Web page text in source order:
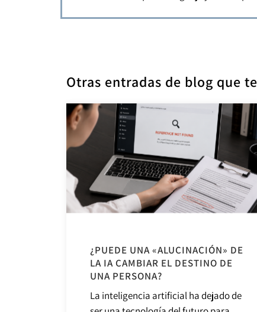
Otras entradas de blog que
¿PUEDE UNA «ALUCINACIÓN» DE
LA IA CAMBIAR EL DESTINO DE
UNA PERSONA?
La inteligencia artificial ha dejado de